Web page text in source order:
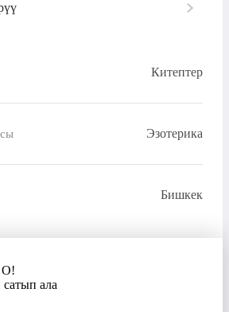
Китептер
Эзотерика
Бишкек
О!
ала